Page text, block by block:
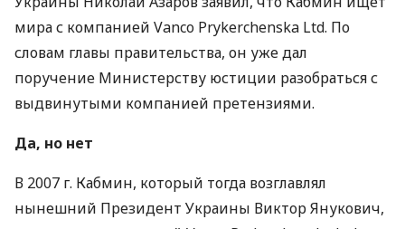
мира с компанией Vanco Prykerchenska Ltd. По
словам главы правительства, он уже дал
поручение Министерству юстиции разобраться с
выдвинутыми компанией претензиями.
Да, но нет
В 2007 г. Кабмин, который тогда возглавлял
нынешний Президент Украины Виктор Янукович,